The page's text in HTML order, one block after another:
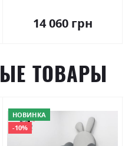
14 060 грн
ТОВАРЫ
НОВИНКА
-10%